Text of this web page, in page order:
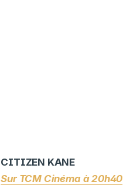
CITIZEN KANE
Sur TCM Cinéma à 20h40